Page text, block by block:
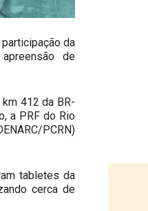
da
de
412 da BR-
a PRF do Rio
PCRN)
tabletes da
cerca de